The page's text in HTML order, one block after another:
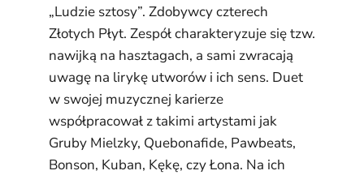
„Ludzie sztosy”. Zdobywcy czterech
Złotych Płyt. Zespół charakteryzuje się tzw.
nawijką na hasztagach, a sami zwracają
uwagę na lirykę utworów i ich sens. Duet
w swojej muzycznej karierze
współpracował z takimi artystami jak
Gruby Mielzky, Quebonafide, Pawbeats,
Bonson, Kuban, Kękę, czy Łona. Na ich